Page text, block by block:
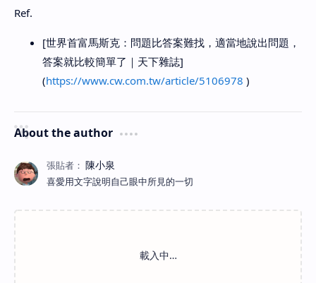
Ref.
[世界首富馬斯克：問題比答案難找，適當地說出問題，
答案就比較簡單了｜天下雜誌]
(https://www.cw.com.tw/article/5106978 )
About the author
喜愛用文字說明自己眼中所見的一切